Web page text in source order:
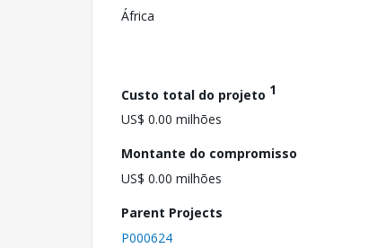
África
Custo total do projeto 1
US$ 0.00 milhões
Montante do compromisso
US$ 0.00 milhões
Parent Projects
P000624